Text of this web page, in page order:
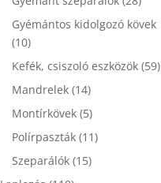
Gyémántos kidolgozó kövek
(10)
Kefék, csiszoló eszközök (59)
Mandrelek (14)
Montírkövek (5)
Polírpaszták (11)
Szeparálók (15)